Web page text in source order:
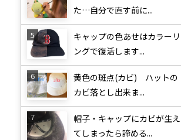
た…自分で直す前に...
キャップの色あせはカラーリ
ングで復活します...
黄色の斑点(カビ) ハットの
カビ落とし出来ま...
帽子・キャップにカビが生え
てしまったら諦める...